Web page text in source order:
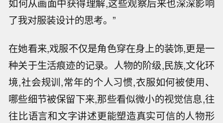
如何从画面中获得理解,这些观察后来也深深影响
了我对服装设计的思考。”
在她看来,戏服不仅是角色穿在身上的装饰,更是一
种关于生活痕迹的记录。人物的阶级,民族,文化环
境,社会规训,常年的个人习惯,衣服如何被使用、
哪些细节被保留下来,那些看似微小的视觉信息,往
往比语言和文字讲述更能塑造真实可信的人物形